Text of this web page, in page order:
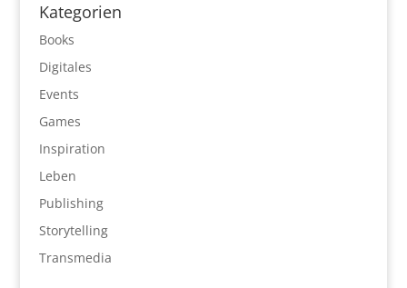
Kategorien
Books
Digitales
Events
Games
Inspiration
Leben
Publishing
Storytelling
Transmedia